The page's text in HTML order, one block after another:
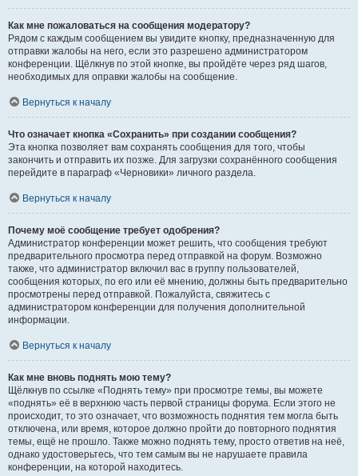
Как мне пожаловаться на сообщения модератору?
Рядом с каждым сообщением вы увидите кнопку, предназначенную для
отправки жалобы на него, если это разрешено администратором
конференции. Щёлкнув по этой кнопке, вы пройдёте через ряд шагов,
необходимых для оправки жалобы на сообщение.
Вернуться к началу
Что означает кнопка «Сохранить» при создании сообщения?
Эта кнопка позволяет вам сохранять сообщения для того, чтобы
закончить и отправить их позже. Для загрузки сохранённого сообщения
перейдите в параграф «Черновики» личного раздела.
Вернуться к началу
Почему моё сообщение требует одобрения?
Администратор конференции может решить, что сообщения требуют
предварительного просмотра перед отправкой на форум. Возможно
также, что администратор включил вас в группу пользователей,
сообщения которых, по его или её мнению, должны быть предварительно
просмотрены перед отправкой. Пожалуйста, свяжитесь с
администратором конференции для получения дополнительной
информации.
Вернуться к началу
Как мне вновь поднять мою тему?
Щёлкнув по ссылке «Поднять тему» при просмотре темы, вы можете
«поднять» её в верхнюю часть первой страницы форума. Если этого не
происходит, то это означает, что возможность поднятия тем могла быть
отключена, или время, которое должно пройти до повторного поднятия
темы, ещё не прошло. Также можно поднять тему, просто ответив на неё,
однако удостоверьтесь, что тем самым вы не нарушаете правила
конференции, на которой находитесь.